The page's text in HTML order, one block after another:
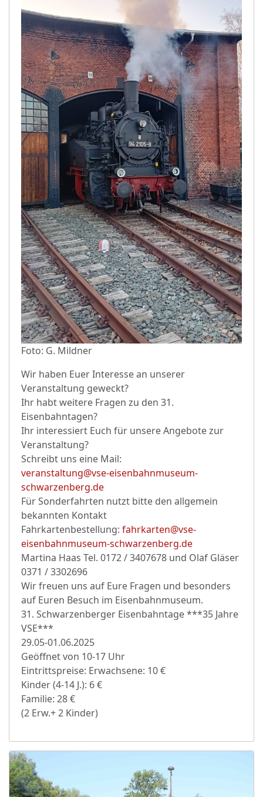
Foto: G. Mildner
Wir haben Euer Interesse an unserer
Veranstaltung geweckt?
Ihr habt weitere Fragen zu den 31.
Eisenbahntagen?
Ihr interessiert Euch für unsere Angebote zur
Veranstaltung?
Schreibt uns eine Mail:
veranstaltung@vse-eisenbahnmuseum-
schwarzenberg.de
Für Sonderfahrten nutzt bitte den allgemein
bekannten Kontakt
Fahrkartenbestellung: fahrkarten@vse-
eisenbahnmuseum-schwarzenberg.de
Martina Haas Tel. 0172 / 3407678 und Olaf Gläser
0371 / 3302696
Wir freuen uns auf Eure Fragen und besonders
auf Euren Besuch im Eisenbahnmuseum.
31. Schwarzenberger Eisenbahntage ***35 Jahre
VSE***
29.05-01.06.2025
Geöffnet von 10-17 Uhr
Eintrittspreise: Erwachsene: 10 €
Kinder (4-14 J.): 6 €
Familie: 28 €
(2 Erw.+ 2 Kinder)